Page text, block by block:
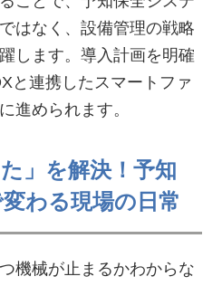
はなく、設備管理の戦略
します。導入計画を明確
と連携したスマートファ
進められます。
」を解決！予知
わる現場の日常
機械が止まるかわからな